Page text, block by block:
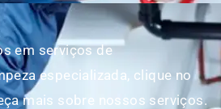
em serviços de
especializada, clique no
mais sobre nossos serviços.